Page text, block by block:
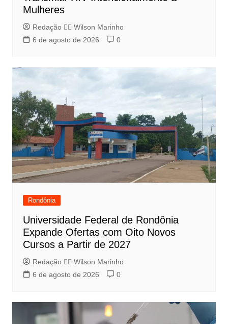
Mulheres
Redação 👨‍⚖️​ Wilson Marinho
6 de agosto de 2026
0
Rondônia
Universidade Federal de Rondônia
Expande Ofertas com Oito Novos
Cursos a Partir de 2027
Redação 👨‍⚖️​ Wilson Marinho
6 de agosto de 2026
0